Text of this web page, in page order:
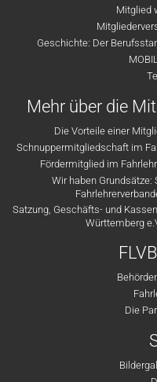
Mitglied
Geschichte: Der
Mehr über die
Die Vorteile einer
Schnuppermitgliedschaft im
Fördermitglied im
Wir haben Grundsätze:
Satzung, Geschäfts- und
Württemberg
Die